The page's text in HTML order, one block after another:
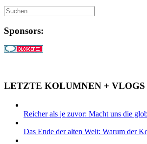
Sponsors:
LETZTE KOLUMNEN + VLOGS
Reicher als je zuvor: Macht uns die
Das Ende der alten Welt: Warum der